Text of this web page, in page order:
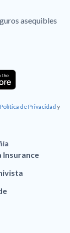
asequibles
Política de Privacidad y
Insurance